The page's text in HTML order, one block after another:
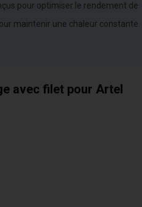
pour optimiser le rendement de
maintenir une chaleur constante
avec filet pour Artel